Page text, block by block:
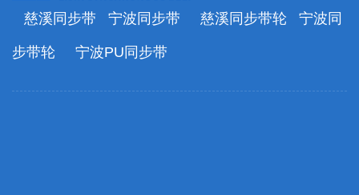
慈溪同步带 宁波同步带 慈溪同步带轮 宁波同
步带轮 宁波PU同步带